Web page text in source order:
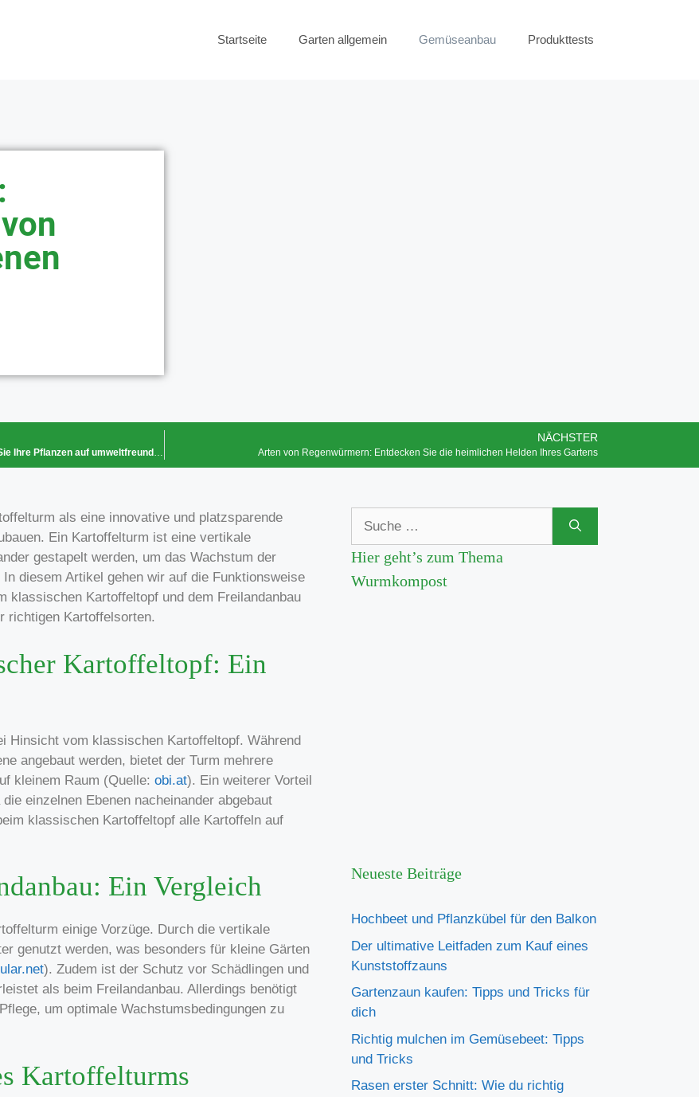
Startseite Garten allgemein Gemüseanbau Produkttests
Natürliche Schädlingsbekämpfung im Garten: So schützen Sie Ihre Pflanzen auf umweltfreundliche Weise
NÄCHSTER
Arten von Regenwürmern: Entdecken Sie die heimlichen Helden Ihres Gartens
als eine innovative und platzsparende
Ein Kartoffelturm ist eine vertikale
gestapelt werden, um das Wachstum der
In diesem Artikel gehen wir auf die Funktionsweise
klassischen Kartoffeltopf und dem Freilandanbau
richtigen Kartoffelsorten.
Kartoffeltopf: Ein
Hinsicht vom klassischen Kartoffeltopf. Während
angebaut werden, bietet der Turm mehrere
kleinem Raum (Quelle: obi.at). Ein weiterer Vorteil
einzelnen Ebenen nacheinander abgebaut
klassischen Kartoffeltopf alle Kartoffeln auf
Ein Vergleich
einige Vorzüge. Durch die vertikale
genutzt werden, was besonders für kleine Gärten
). Zudem ist der Schutz vor Schädlingen und
als beim Freilandanbau. Allerdings benötigt
um optimale Wachstumsbedingungen zu
Kartoffelturms
Hier geht’s zum Thema
Wurmkompost
Neueste Beiträge
Hochbeet und Pflanzkübel für den Balkon
Der ultimative Leitfaden zum Kauf eines
Kunststoffzauns
Gartenzaun kaufen: Tipps und Tricks für
dich
Richtig mulchen im Gemüsebeet: Tipps
und Tricks
Rasen erster Schnitt: Wie du richtig